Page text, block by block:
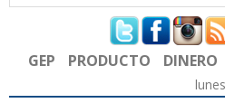
Formulario de
GEP PRODUCTO DINERO